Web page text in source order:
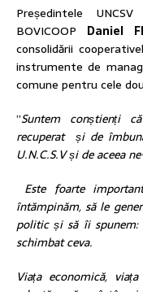
Președintele
BOVICOOP Daniel
consolidării
instrumente de
comune pentru cele
”Suntem conștienți
recuperat și de
U.N.C.S.V și de aceea
Este foarte
întămpinăm, să le
politic și să îi
schimbat ceva.
Viața economică,